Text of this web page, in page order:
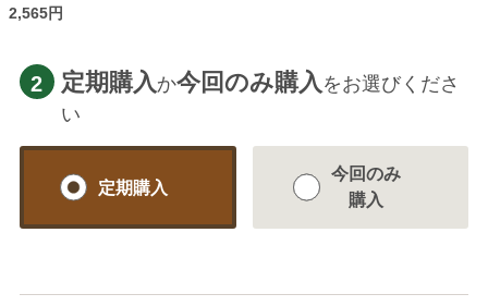
2,565円
2 定期購入 か今回のみ購入 をお選びくださ
い
定期購入
今回のみ
購入